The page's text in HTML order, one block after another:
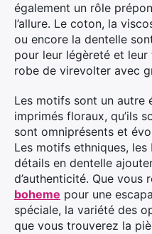
également un rôle
l’allure. Le coton, la
ou encore la dentelle
pour leur légèreté et
robe de virevolter avec
Les motifs sont un autre
imprimés floraux, qu’ils
sont omniprésents et
Les motifs ethniques,
détails en dentelle
d’authenticité. Que vous
boheme pour une
spéciale, la variété des
que vous trouverez la